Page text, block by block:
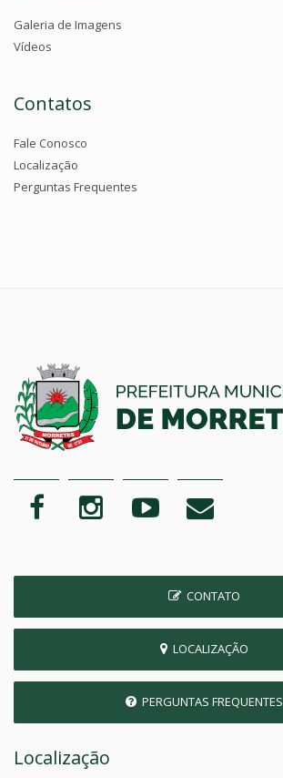
Galeria de Imagens
Vídeos
Contatos
Fale Conosco
Localização
Perguntas Frequentes
CONTATO
LOCALIZAÇÃO
PERGUNTAS FREQUENTES
Localização